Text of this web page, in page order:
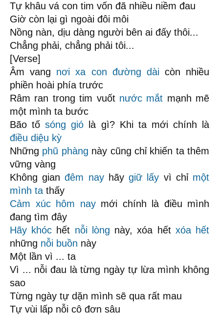
Tự khâu vá con tim vốn đã nhiều niềm đau
Giờ còn lại gì ngoài đôi môi
Nồng nàn, dịu dàng người bên ai đấy thôi...
Chẳng phải, chẳng phải tôi...
[Verse]
Âm vang nơi xa con đường dài còn nhiều
phiền hoài phía trước
Râm ran trong tim vuốt nước mắt mạnh mẽ
một mình ta bước
Bão tốsóng gió là gì? Khi ta mới chính là
điều diệu kỳ
Những phũ phàng này cũng chỉ khiến ta thêm
vững vàng
Không gianđêm nayhãygiữ lấy vì chỉ một
mình ta thấy
Cảm xúc
hôm naymới chính là điều mình
đang tìm đây
Hãy khóc hết nỗi lòng này, xóa hết xóa hết
những nỗi buồn này
Một lần vì ... ta
Vì ... nỗi đau là từng ngày tự lừa mình không
sao
Từng ngày tự dặn mình sẽ qua rất mau
Tự vùi lấp nỗi cô đơn sâu